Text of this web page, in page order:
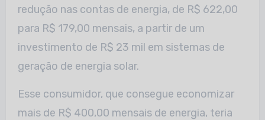
redução nas contas de energia, de R$ 622,00
para R$ 179,00 mensais, a partir de um
investimento de R$ 23 mil em sistemas de
geração de energia solar.
Esse consumidor, que consegue economizar
mais de R$ 400,00 mensais de energia, teria